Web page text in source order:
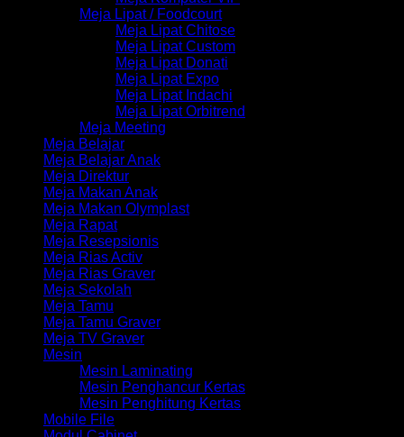
Meja Lipat / Foodcourt
Meja Lipat Chitose
Meja Lipat Custom
Meja Lipat Donati
Meja Lipat Expo
Meja Lipat Indachi
Meja Lipat Orbitrend
Meja Meeting
Meja Belajar
Meja Belajar Anak
Meja Direktur
Meja Makan Anak
Meja Makan Olymplast
Meja Rapat
Meja Resepsionis
Meja Rias Activ
Meja Rias Graver
Meja Sekolah
Meja Tamu
Meja Tamu Graver
Meja TV Graver
Mesin
Mesin Laminating
Mesin Penghancur Kertas
Mesin Penghitung Kertas
Mobile File